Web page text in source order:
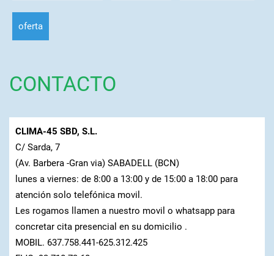
oferta
CONTACTO
CLIMA-45 SBD, S.L.
C/ Sarda, 7
(Av. Barbera -Gran via) SABADELL (BCN)
lunes a viernes: de 8:00 a 13:00 y de 15:00 a 18:00 para
atención solo telefónica movil.
Les rogamos llamen a nuestro movil o whatsapp para
concretar cita presencial en su domicilio .
MOBIL. 637.758.441-625.312.425